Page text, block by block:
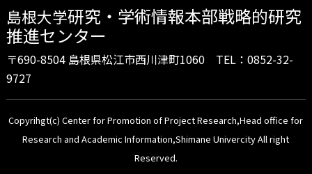
島根大学研究・学術情報本部戦略的研究
推進センター
〒690-8504 島根県松江市西川津町1060 TEL：0852-32-
9727
Copyrihgt(c) Center for Promotion of Project Research,Head office for
Research and Academic Information,Shimane Univercity All right
Reserved.